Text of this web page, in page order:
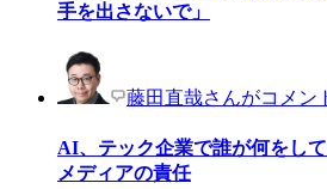
手を出さないで」
藤田直哉さんがコメン
AI、テック企業で誰が何をし
メディアの責任